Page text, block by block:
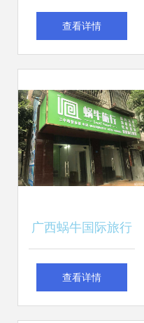
得信赖的出行伙伴
评频道深度解析
查看详情
广西蜗牛国际旅行
社有限责任公司柳
查看详情